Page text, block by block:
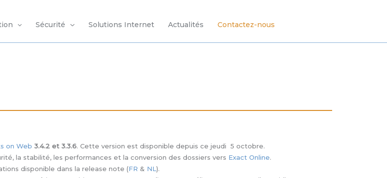
Sécurité Solutions Internet Actualités Contactez-nous
on Web 3.4.2 et 3.3.6. Cette version est disponible depuis ce jeudi 5 octobre.
la stabilité, les performances et la conversion des dossiers vers Exact Online.
disponible dans la release note (FR & NL ).